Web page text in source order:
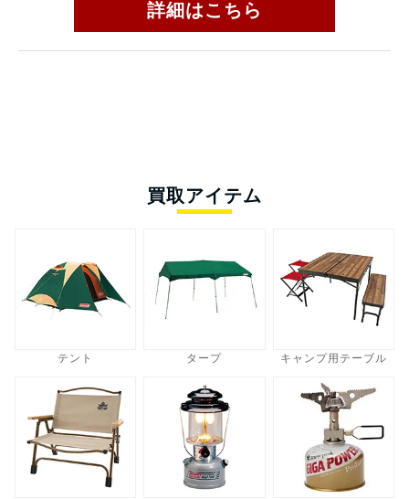
詳細はこちら
買取アイテム
テント タープ キャンプ用テーブル